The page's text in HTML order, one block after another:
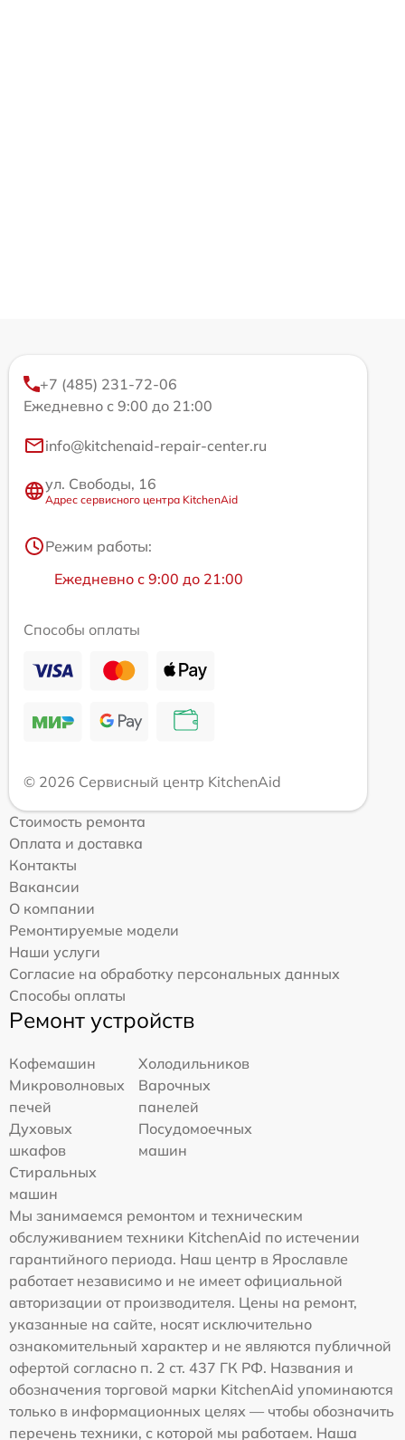
+7 (485) 231-72-06
Ежедневно с 9:00 до 21:00
info@kitchenaid-repair-center.ru
ул. Свободы, 16
Адрес сервисного центра KitchenAid
Режим работы:
Ежедневно с 9:00 до 21:00
Способы оплаты
© 2026 Сервисный центр KitchenAid
Стоимость ремонта
Оплата и доставка
Контакты
Вакансии
О компании
Ремонтируемые модели
Наши услуги
Согласие на обработку персональных данных
Способы оплаты
Ремонт устройств
Кофемашин
Холодильников
Микроволновых
печей
Варочных
панелей
Духовых
шкафов
Посудомоечных
машин
Стиральных
машин
Мы занимаемся ремонтом и техническим
обслуживанием техники KitchenAid по истечении
гарантийного периода. Наш центр в Ярославле
работает независимо и не имеет официальной
авторизации от производителя. Цены на ремонт,
указанные на сайте, носят исключительно
ознакомительный характер и не являются публичной
офертой согласно п. 2 ст. 437 ГК РФ. Названия и
обозначения торговой марки KitchenAid упоминаются
только в информационных целях — чтобы обозначить
перечень техники, с которой мы работаем. Наша